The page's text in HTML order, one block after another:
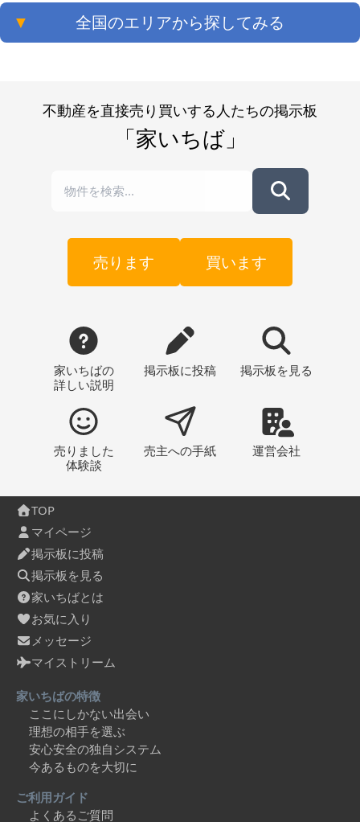
▼ 全国のエリアから探してみる
不動産を直接売り買いする人たちの掲示板
「家いちば」
売ります 買います
家いちばの
詳しい説明
掲示板に投稿 掲示板 を見る
売りました
体験談
売主への手紙 運営会社
TOP
マイページ
掲示板に投稿
掲示板を見る
家いちばとは
お気に入り
メッセージ
マイストリーム
家いちばの特徴
ここにしかない出会い
理想の相手を選ぶ
安心安全の独自システム
今あるものを大切に
ご利用ガイド
よくあるご質問